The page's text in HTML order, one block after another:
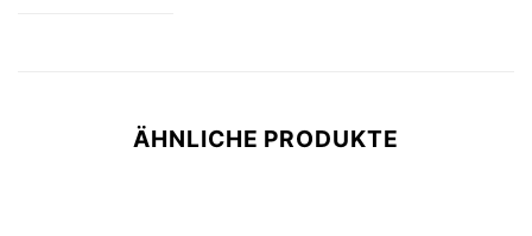
ÄHNLICHE PRODUKTE